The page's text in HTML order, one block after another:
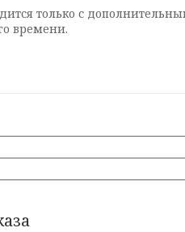
только с
времени.